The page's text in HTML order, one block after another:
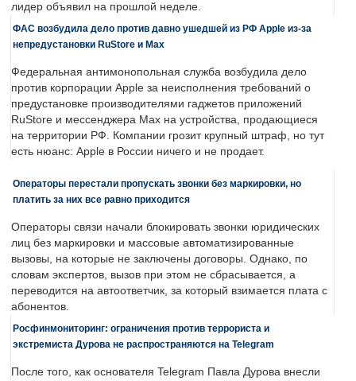
лидер объявил на прошлой неделе.
ФАС возбудила дело против давно ушедшей из РФ Apple из-за
непредустановки RuStore и Max
Федеральная антимонопольная служба возбудила дело
против корпорации Apple за неисполнения требований о
предустановке производителями гаджетов приложений
RuStore и мессенджера Max на устройства, продающиеся
на территории РФ. Компании грозит крупный штраф, но тут
есть нюанс: Apple в России ничего и не продает.
Операторы перестали пропускать звонки без маркировки, но
платить за них все равно приходится
Операторы связи начали блокировать звонки юридических
лиц без маркировки и массовые автоматизированные
вызовы, на которые не заключены договоры. Однако, по
словам экспертов, вызов при этом не сбрасывается, а
переводится на автоответчик, за который взимается плата с
абонентов.
Росфинмониторинг: ограничения против террориста и
экстремиста Дурова не распространяются на Telegram
После того, как основателя Telegram Павла Дурова внесли